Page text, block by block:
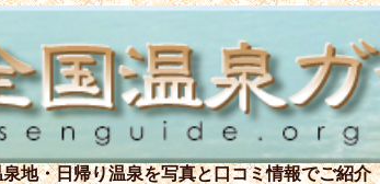
地・日帰り温泉を写真と口コミ情報でご紹介